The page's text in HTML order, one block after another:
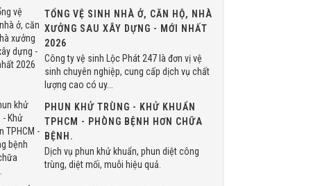
TỔNG VỆ SINH NHÀ Ở, CĂN HỘ, NHÀ
XƯỞNG SAU XÂY DỰNG - MỚI NHẤT
2026
Công ty vệ sinh Lộc Phát 247 là đơn vị vệ
sinh chuyên nghiệp, cung cấp dịch vụ chất
lượng cao có uy...
PHUN KHỬ TRÙNG - KHỬ KHUẨN
TPHCM - PHÒNG BỆNH HƠN CHỮA
BỆNH.
Dịch vụ phun khử khuẩn, phun diệt công
trùng, diệt mối, muỗi hiệu quả.